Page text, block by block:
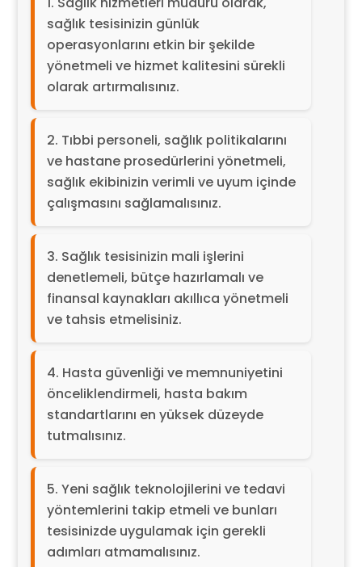
sağlık tesisinizin günlük
operasyonlarını etkin bir şekilde
yönetmeli ve hizmet kalitesini sürekli
olarak artırmalısınız.
Tıbbi personeli, sağlık politikalarını
ve hastane prosedürlerini yönetmeli,
sağlık ekibinizin verimli ve uyum içinde
çalışmasını sağlamalısınız.
Sağlık tesisinizin mali işlerini
denetlemeli, bütçe hazırlamalı ve
finansal kaynakları akıllıca yönetmeli
ve tahsis etmelisiniz.
Hasta güvenliği ve memnuniyetini
önceliklendirmeli, hasta bakım
standartlarını en yüksek düzeyde
tutmalısınız.
Yeni sağlık teknolojilerini ve tedavi
yöntemlerini takip etmeli ve bunları
tesisinizde uygulamak için gerekli
adımları atmamalısınız.